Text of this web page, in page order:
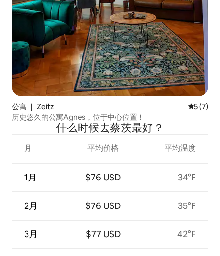
公寓 ｜ Zeitz 平均评分
5 (7)
历史悠久的公寓Agnes，位于中心位置！
什么时候去蔡茨最好？
月
1月
2月
3月
平均价格
$76 USD
$76 USD
$77 USD
平均温度
34°F
35°F
42°F